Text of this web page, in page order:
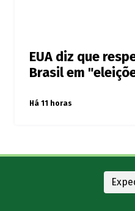
EUA diz que
Brasil em
Há 11 horas